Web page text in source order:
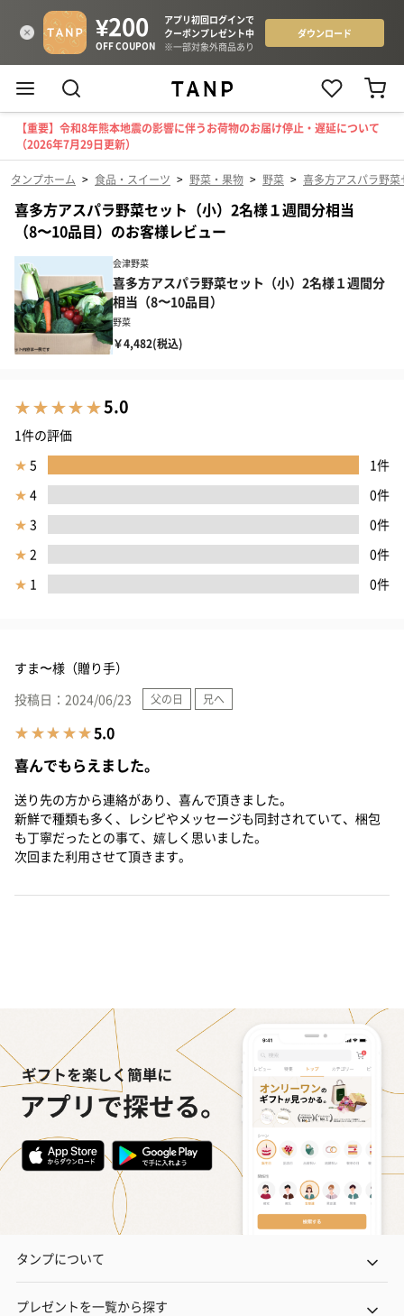
【重要】令和8年熊本地震の影響に伴うお荷物のお届け停止・遅延について
（2026年7月29日更新）
タンプホーム > 食品・スイーツ > 野菜・果物 > 野菜 > 喜多方アスパラ野
喜多方アスパラ野菜セット（小）2名様１週間分相当
（8〜10品目）のお客様レビュー
会津野菜
喜多方アスパラ野菜セット（小）2名様１週間分
相当（8〜10品目）
野菜
￥4,482(税込)
5.0
1件の評価
★ 5
1件
★ 4
0件
★ 3
0件
★ 2
0件
★ 1 0件
タンプについて
プレゼントを一覧から探す